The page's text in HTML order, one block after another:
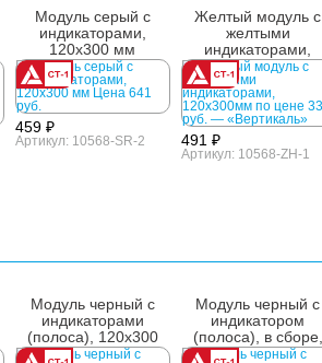
Модуль серый с
индикаторами,
120x300 мм
459 ₽
Артикул: 10568-SR-2
Желтый модуль с
желтыми
индикаторами,
120x300 мм
491 ₽
Артикул: 10568-ZH-1
Модуль черный с
индикаторами
(полоса), 120x300
мм
Модуль черный с
индикатором
(полоса), в сборе,
120x300 мм